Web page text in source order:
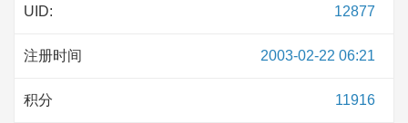
12877
UID:
2003-02-22 06:21
注册时间
11916
积分